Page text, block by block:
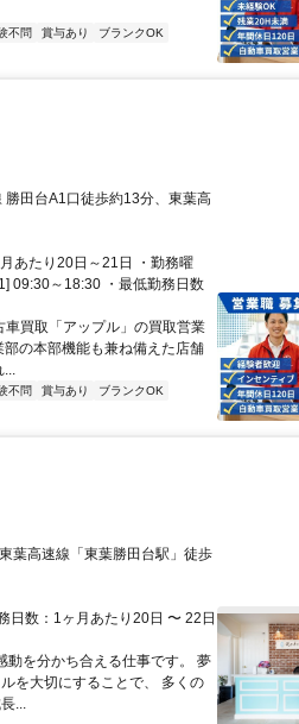
不問 賞与あり
ブランクOK
勝田台A1口徒歩約13分、東葉高
あたり20日～21日 ・勤務曜
09:30～18:30 ・最低勤務日数
買取「アップル」の買取営業
の本部機能も兼ね備えた店舗
...
不問 賞与あり
ブランクOK
葉高速線「東葉勝田台駅」徒歩
日数：1ヶ月あたり20日 〜 22日
動を分かち合える仕事です。 夢
を大切にすることで、 多くの
...